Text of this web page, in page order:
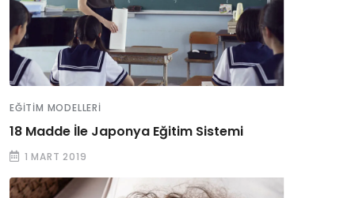
EĞITIM MODELLERI
18 Madde İle Japonya Eğitim Sistemi
1 MART 2019